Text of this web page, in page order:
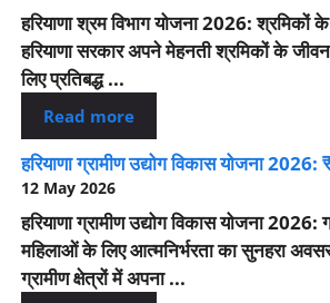
हरियाणा श्रम विभाग योजना 2026: श्रमिकों
हरियाणा सरकार अपने मेहनती श्रमिकों के
लिए प्रतिबद्ध ...
Read more
हरियाणा ग्रामीण उद्योग विकास योजना
12 May 2026
हरियाणा ग्रामीण उद्योग विकास योजना
महिलाओं के लिए आत्मनिर्भरता का सुनहरा
ग्रामीण क्षेत्रों में अपना ...